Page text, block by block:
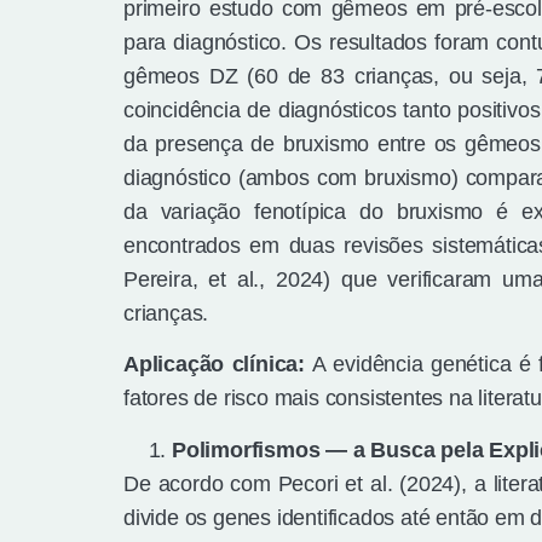
primeiro estudo com gêmeos em pré-
para diagnóstico. Os resultados foram
gêmeos DZ (60 de 83 crianças, ou seja,
coincidência de diagnósticos tanto
da presença de bruxismo entre os
diagnóstico (ambos com bruxismo)
da variação fenotípica do bruxismo é
encontrados em duas revisões
Pereira, et al., 2024) que verificaram
crianças.
Aplicação clínica:A evidência genética
fatores de risco mais consistentes na
Polimorfismos — a Busca pela
De acordo com Pecori et al. (2024), a
divide os genes identificados até então em